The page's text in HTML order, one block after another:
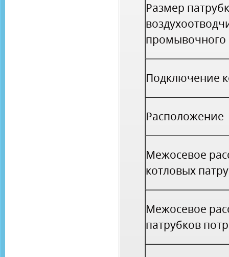
Размер
промывочного
Подключение
Расположение
Межосевое
котловых
Межосевое
патрубков